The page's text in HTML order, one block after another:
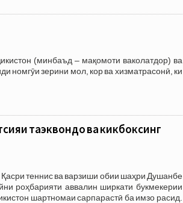
(минбаъд – мақомоти ваколатдор) ва
номгӯи зерини мол, кор ва хизматрасонӣ, ки
таэквондо ва кикбоксинг
теннис ва варзиши обии шаҳри Душанбе
роҳбарияти аввалин ширкати букмекерии
шартномаи сарпарастӣ ба имзо расид.